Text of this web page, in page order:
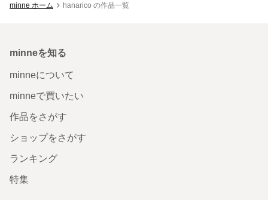
minne ホーム hanarico の作品一覧
minneを知る
minneについて
minneで買いたい
作品をさがす
ショップをさがす
ランキング
特集